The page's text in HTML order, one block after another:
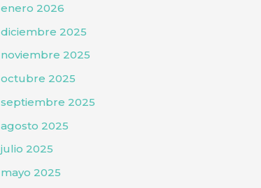
enero 2026
diciembre 2025
noviembre 2025
octubre 2025
septiembre 2025
agosto 2025
julio 2025
mayo 2025